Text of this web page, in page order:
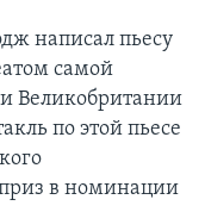
написал пьесу
самой
Великобритании
по этой пьесе
в номинации